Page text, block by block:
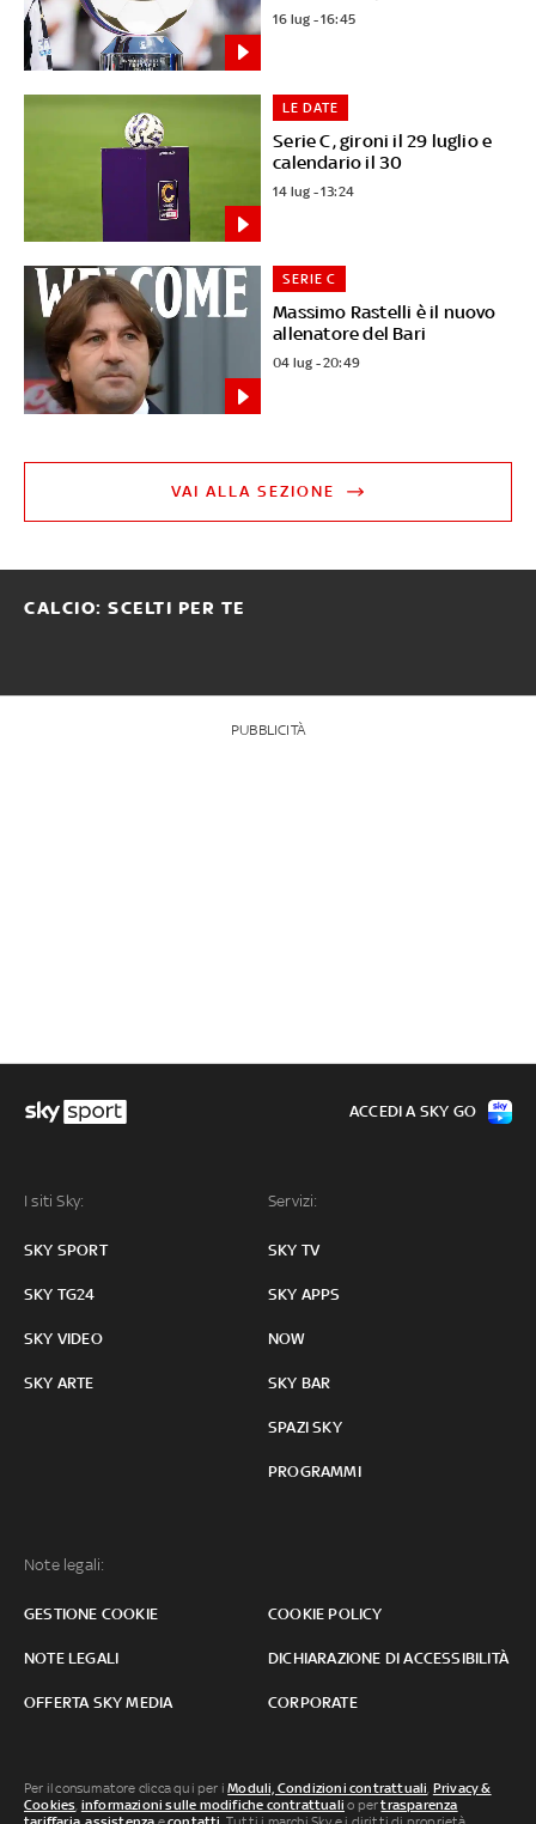
16 lug - 16:45
Serie C, gironi il 29 luglio e
calendario il 30
LE DATE
14 lug - 13:24
Massimo Rastelli è il nuovo
allenatore del Bari
SERIE C
04 lug - 20:49
VAI ALLA SEZIONE
CALCIO: SCELTI PER TE
PUBBLICITÀ
I siti Sky:
SKY SPORT
SKY TG24
SKY VIDEO
SKY ARTE
Servizi:
SKY TV
SKY APPS
NOW
SKY BAR
SPAZI SKY
PROGRAMMI
Note legali:
GESTIONE COOKIE COOKIE POLICY
NOTE LEGALI DICHIARAZIONE DI ACCESSIBILITÀ
OFFERTA SKY MEDIA CORPORATE
ACCEDI A SKY GO
Per il consumatore clicca qui per iModuli, Condizioni contrattuali, Privacy &
Cookies, informazioni sulle modifiche contrattuali o pertrasparenza